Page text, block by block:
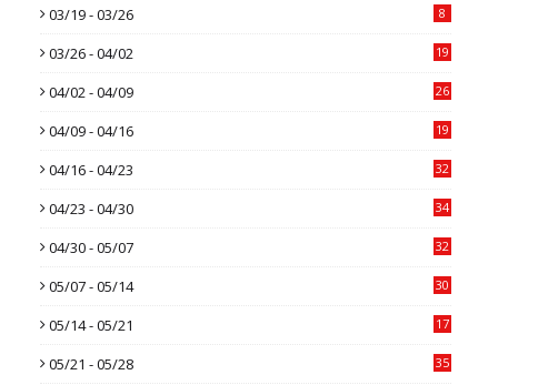
03/19 - 03/26 8
03/26 - 04/02 19
04/02 - 04/09 26
04/09 - 04/16 19
04/16 - 04/23 32
04/23 - 04/30 34
04/30 - 05/07 32
05/07 - 05/14 30
05/14 - 05/21 17
05/21 - 05/28 35